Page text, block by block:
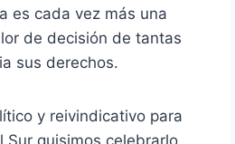
es cada vez más una
de decisión de tantas
sus derechos.
y reivindicativo para